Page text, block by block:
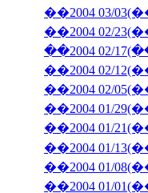
��2004 03/
��2004 02/
��2004 02/
��2004 02/
��2004 01/
��2004 01/
��2004 01/